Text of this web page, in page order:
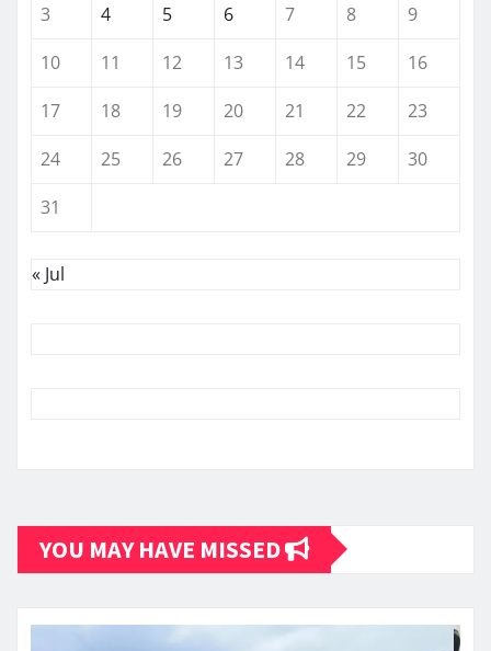
3 4 5 6 7 8
9
10
11 12 13 14 15
16
17
18 19 20 21 22
23
24
25 26 27 28 29
30
31
« Jul
YOU MAY HAVE MISSED